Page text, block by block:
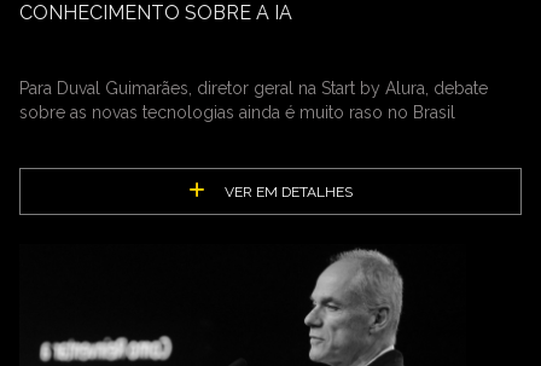
CONHECIMENTO SOBRE A IA
Para Duval Guimarães, diretor geral na Start by Alura, debate
sobre as novas tecnologias ainda é muito raso no Brasil
VER EM DETALHES